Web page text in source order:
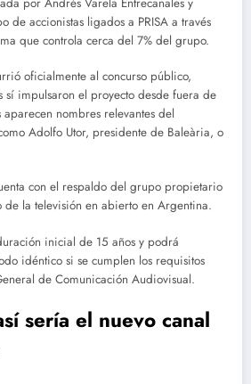
de accionistas ligados a PRISA a través
que controla cerca del 7% del grupo.
oficialmente al concurso público,
sí impulsaron el proyecto desde fuera de
nombres relevantes del
Adolfo Utor, presidente de Baleària, o
con el respaldo del grupo propietario
de la televisión en abierto en Argentina.
inicial de 15 años y podrá
idéntico si se cumplen los requisitos
de Comunicación Audiovisual.
sería el nuevo canal